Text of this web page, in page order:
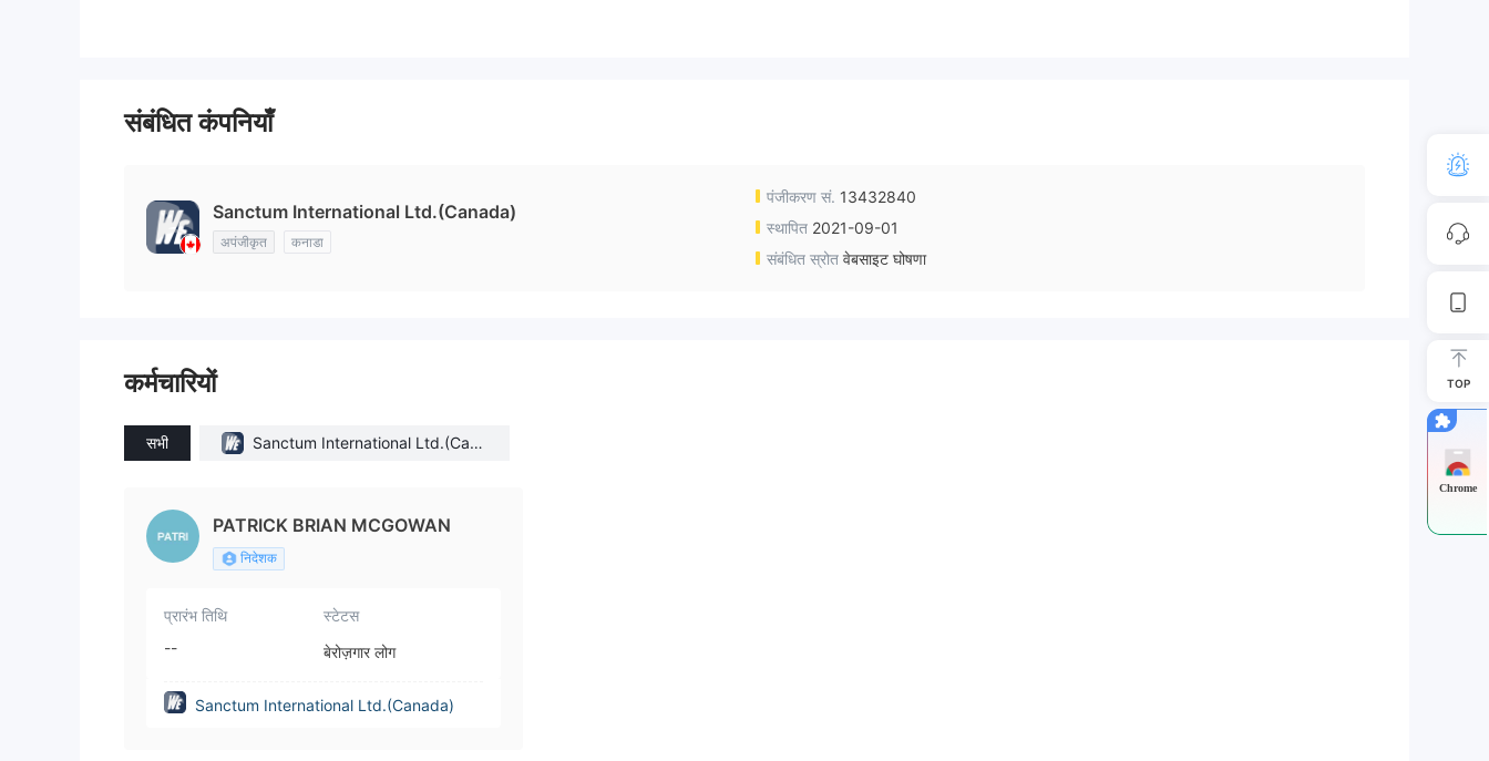
संबंधित कंपनियाँ
Sanctum International Ltd.(Canada)
अपंजीकृत कनाडा
पंजीकरण सं. 13432840
स्थापित 2021-09-01
संबंधित स्रोत वेबसाइट घोषणा
कर्मचारियों
सभी
Sanctum International Ltd.(Cana
PATRICK BRIAN MCGOWAN
निदेशक
प्रारंभ तिथि
--
स्टेटस
बेरोज़गार लोग
Sanctum International Ltd.(Canada)
TOP
Chrome